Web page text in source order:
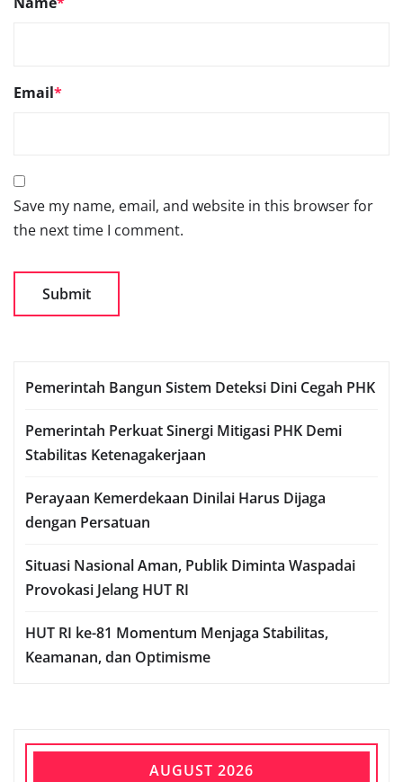
Email*
Save my name, email, and website in this browser for
the next time I comment.
Pemerintah Bangun Sistem Deteksi Dini Cegah PHK
Pemerintah Perkuat Sinergi Mitigasi PHK Demi
Stabilitas Ketenagakerjaan
Perayaan Kemerdekaan Dinilai Harus Dijaga
dengan Persatuan
Situasi Nasional Aman, Publik Diminta Waspadai
Provokasi Jelang HUT RI
HUT RI ke-81 Momentum Menjaga Stabilitas,
Keamanan, dan Optimisme
AUGUST 2026